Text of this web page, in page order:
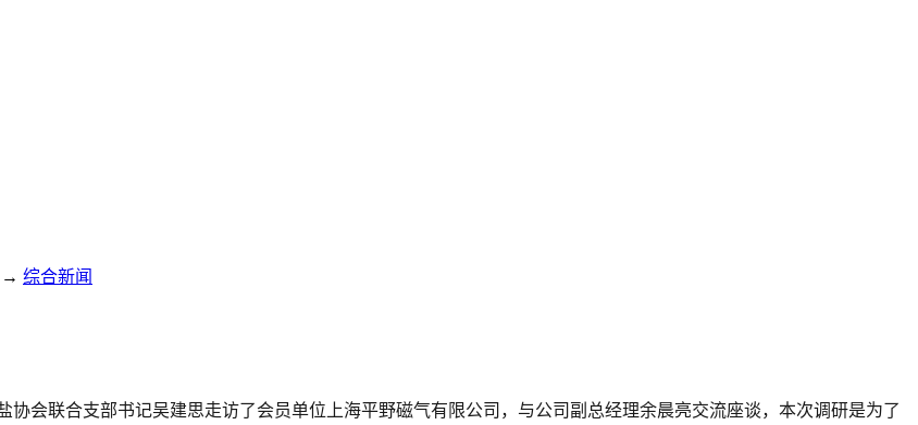
→ 综合新闻
协会联合支部书记吴建思走访了会员单位上海平野磁气有限公司，与公司副总经理余晨亮交流座谈，本次调研是为了